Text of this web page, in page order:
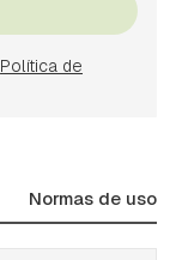
Política de
Normas de uso